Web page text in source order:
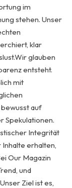
im
stehen. Unser
klar
glauben
entsteht.
mit
auf
Spekulationen.
Integrität
erhalten,
Our Magazin
und
Ziel ist es,